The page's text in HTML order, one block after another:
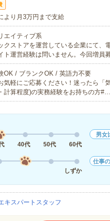
より月3万円まで支給
エイティブ系
クストアを運営している企業にて、
ト運営経験は問いません。今回増員
OK / ブランクOK / 英語力不要
気軽にご応募ください！迷ったら「
計算程度)の実務経験をお持ちの方#…
40代 50代 60代
男女
しずか
仕事
キスパートスタッフ